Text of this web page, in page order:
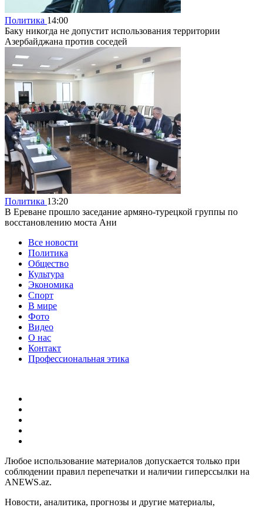
Политика 14:00
Баку никогда не допустит использования территории
Азербайджана против соседей
Политика 13:20
В Ереване прошло заседание армяно-турецкой группы по
восстановлению моста Ани
Все новости
Политика
Общество
Культура
Экономика
Спорт
В мире
Фото
Видео
О нас
Контакт
Профессиональная этика
Любое использование материалов допускается только при
соблюдении правил перепечатки и наличии гиперссылки на
ANEWS.az.
Новости, аналитика, прогнозы и другие материалы,